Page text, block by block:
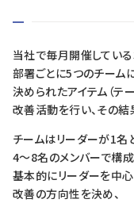
当社で毎月開催している
部署ごとに5つのチーム
決められたアイテム（テ
改善活動を行い、その結
チームはリーダーが1名
4～8名のメンバーで構成
基本的にリーダーを中
改善の方向性を決め、